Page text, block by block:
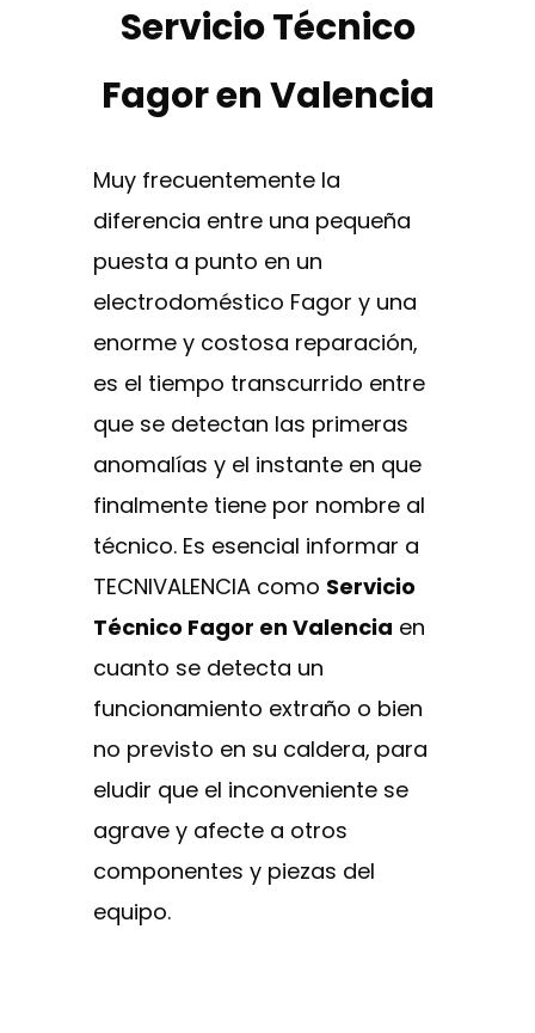
Servicio Técnico
Fagor en Valencia
Muy frecuentemente la
diferencia entre una pequeña
puesta a punto en un
electrodoméstico Fagor y una
enorme y costosa reparación,
es el tiempo transcurrido entre
que se detectan las primeras
anomalías y el instante en que
finalmente tiene por nombre al
técnico. Es esencial informar a
TECNIVALENCIA como Servicio
Técnico Fagor en Valencia en
cuanto se detecta un
funcionamiento extraño o bien
no previsto en su caldera, para
eludir que el inconveniente se
agrave y afecte a otros
componentes y piezas del
equipo.